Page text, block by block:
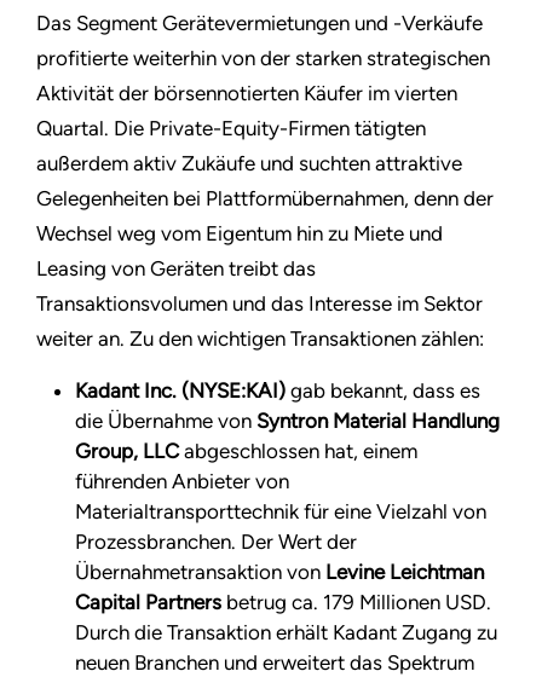
Das Segment Gerätevermietungen und -Verkäufe
profitierte weiterhin von der starken strategischen
Aktivität der börsennotierten Käufer im vierten
Quartal. Die Private-Equity-Firmen tätigten
außerdem aktiv Zukäufe und suchten attraktive
Gelegenheiten bei Plattformübernahmen, denn der
Wechsel weg vom Eigentum hin zu Miete und
Leasing von Geräten treibt das
Transaktionsvolumen und das Interesse im Sektor
weiter an. Zu den wichtigen Transaktionen zählen:
Kadant Inc. (NYSE:KAI) gab bekannt, dass es
die Übernahme von Syntron Material Handlung
Group, LLCabgeschlossen hat, einem
führenden Anbieter von
Materialtransporttechnik für eine Vielzahl von
Prozessbranchen. Der Wert der
Übernahmetransaktion von Levine Leichtman
Capital Partners betrug ca. 179 Millionen USD.
Durch die Transaktion erhält Kadant Zugang zu
neuen Branchen und erweitert das Spektrum